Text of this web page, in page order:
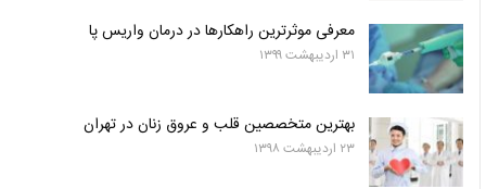
معرفی موثرترین راهکارها در درمان واریس پا
۳۱ اردیبهشت ۱۳۹۹
بهترین متخصصین قلب و عروق زنان در تهران
۲۳ اردیبهشت ۱۳۹۸